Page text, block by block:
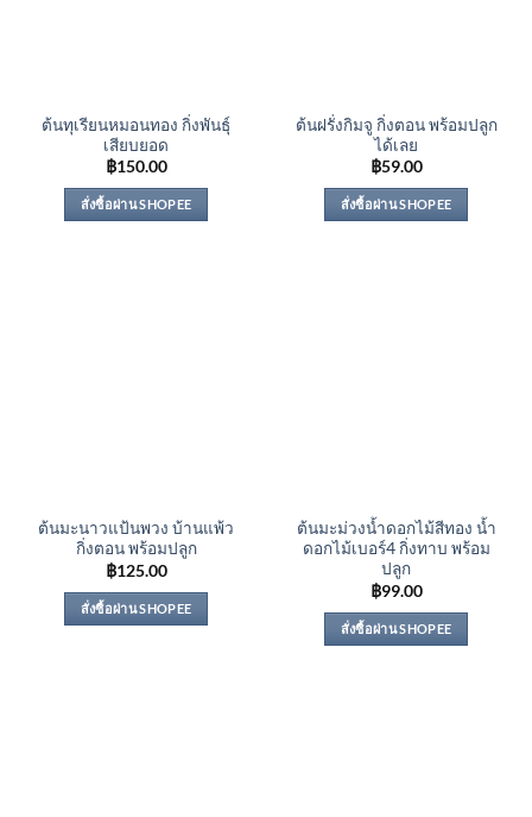
ต้นทุเรียนหมอนทอง กิ่งพันธุ์
เสียบยอด
฿150.00
สั่งซื้อผ่าน SHOPEE
ต้นฝรั่งกิมจู กิ่งตอน พร้อมปลูก
ได้เลย
฿59.00
สั่งซื้อผ่าน SHOPEE
ต้นมะนาวแป้นพวง บ้านแพ้ว
กิ่งตอน พร้อมปลูก
฿125.00
สั่งซื้อผ่าน SHOPEE
ต้นมะม่วงน้ำดอกไม้สีทอง น้ำ
ดอกไม้เบอร์4 กิ่งทาบ พร้อม
ปลูก
฿99.00
สั่งซื้อผ่าน SHOPEE